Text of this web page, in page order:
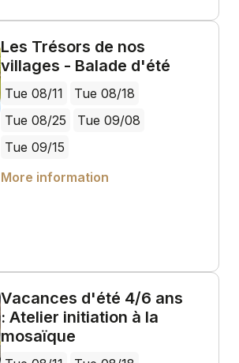
Les Trésors de nos
villages - Balade d'été
Tue 08/11
Tue 08/18
Tue 08/25
Tue 09/08
Tue 09/15
More information
Vacances d'été 4/6 ans
: Atelier initiation à la
mosaïque